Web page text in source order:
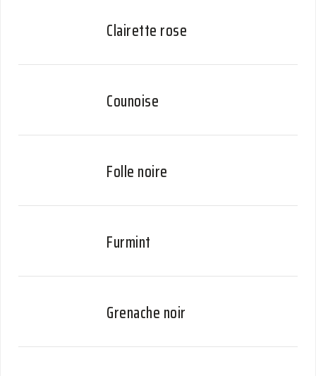
Clairette rose
Counoise
Folle noire
Furmint
Grenache noir